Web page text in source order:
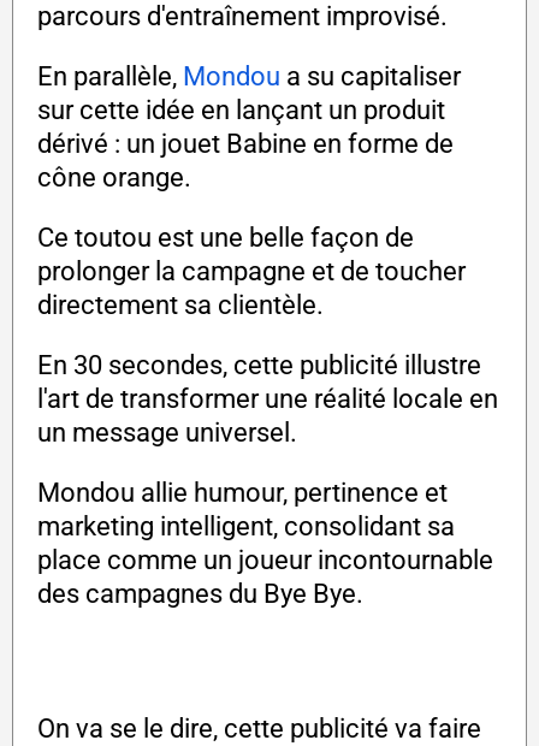
parcours d'entraînement improvisé.
En parallèle, Mondou a su capitaliser
sur cette idée en lançant un produit
dérivé : un jouet Babine en forme de
cône orange.
Ce toutou est une belle façon de
prolonger la campagne et de toucher
directement sa clientèle.
En 30 secondes, cette publicité illustre
l'art de transformer une réalité locale en
un message universel.
Mondou allie humour, pertinence et
marketing intelligent, consolidant sa
place comme un joueur incontournable
des campagnes du Bye Bye.
On va se le dire, cette publicité va faire